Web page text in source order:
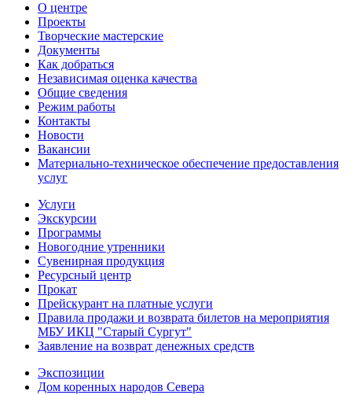
О центре
Проекты
Творческие мастерские
Документы
Как добраться
Независимая оценка качества
Общие сведения
Режим работы
Контакты
Новости
Вакансии
Материально-техническое обеспечение предоставления
услуг
Услуги
Экскурсии
Программы
Новогодние утренники
Сувенирная продукция
Ресурсный центр
Прокат
Прейскурант на платные услуги
Правила продажи и возврата билетов на мероприятия
МБУ ИКЦ "Старый Сургут"
Заявление на возврат денежных средств
Экспозиции
Дом коренных народов Севера